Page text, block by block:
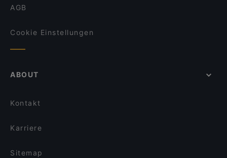
AGB
Cookie Einstellungen
ABOUT
Kontakt
Karriere
Sitemap